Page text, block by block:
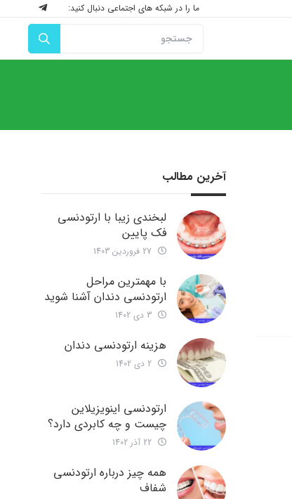
ما را در شبکه های اجتماعی دنبال کنید:
آخرین مطالب
لبخندی زیبا با ارتودنسی
فک پایین
با مهمترین مراحل
ارتودنسی دندان آشنا شوید
هزینه ارتودنسی دندان
ارتودنسی اینویزیلاین
چیست و چه کابردی دارد؟
همه چیز درباره ارتودنسی
شفاف